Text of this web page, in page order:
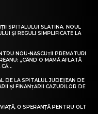
SPITALULUI SLATINA. NOUL
ȘI REGULI SIMPLIFICATE LA
NOU-NĂSCUȚII PREMATURI
„CÂND O MAMĂ AFLATĂ
DE LA SPITALUL JUDEȚEAN DE
ȘI FINANȚĂRII CAZURILOR DE
O SPERANȚĂ PENTRU OLT